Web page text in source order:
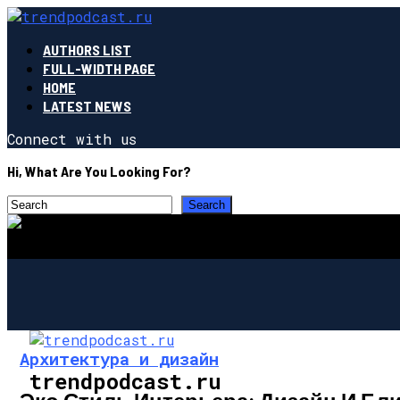
AUTHORS LIST
FULL-WIDTH PAGE
HOME
LATEST NEWS
Connect with us
Hi, What Are You Looking For?
trendpodcast.ru
Архитектура и дизайн